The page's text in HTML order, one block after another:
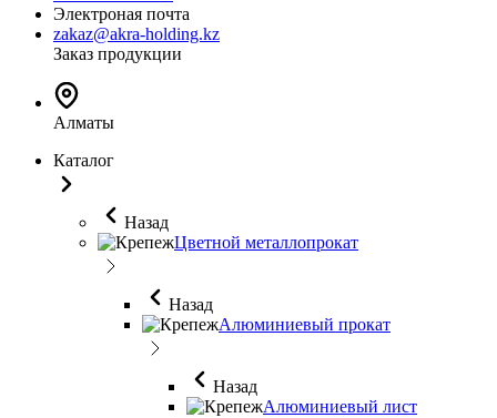
Электроная почта
zakaz@akra-holding.kz
Заказ продукции
Алматы
Каталог
Назад
Цветной металлопрокат
Назад
Алюминиевый прокат
Назад
Алюминиевый лист